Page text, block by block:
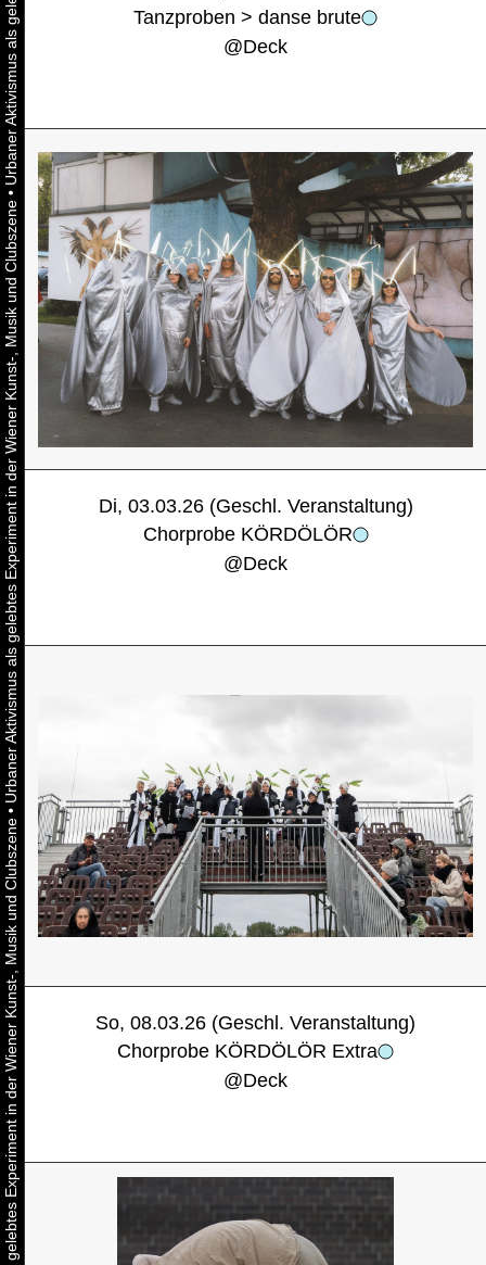
Urbaner Aktivismus als gelebtes Experiment in der Wiener Kunst-, Musik und Clubszene
•
Urbaner Aktivismus als gelebtes Experiment in der Wiener Kunst-, Musik und Clubszene
•
Tanzproben > danse brute
@Deck
Di, 03.03.26 (Geschl. Veranstaltung)
Chorprobe KÖRDÖLÖR
@Deck
So, 08.03.26 (Geschl. Veranstaltung)
Chorprobe KÖRDÖLÖR Extra
@Deck